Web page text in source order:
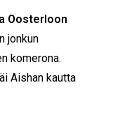
Oosterloon
jonkun
komerona.
Aishan kautta